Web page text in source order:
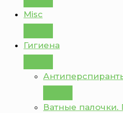
Misc
Гигиена
Ватные палочки.